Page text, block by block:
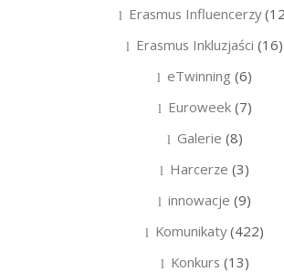
Erasmus Influencerzy
Erasmus Inkluzjaści (16)
eTwinning (6)
Euroweek(7)
Galerie (8)
Harcerze (3)
innowacje (9)
Komunikaty(422)
Konkurs (13)